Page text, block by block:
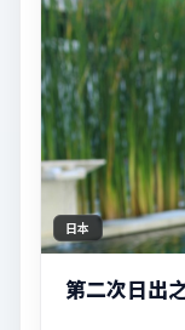
日本
第二次日出